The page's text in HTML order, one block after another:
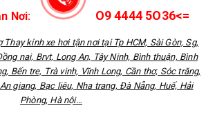
Nơi: O9 4444 5O36<=
kính xe hơi tận nơi tại Tp HCM, Sài Gòn, Sg,
nai, Brvt, Long An, Tây Ninh, Bình thuận, Bình
Bến tre, Trà vinh, Vĩnh Long, Cần thơ, Sóc trăng,
giang, Bạc liêu, Nha trang, Đà Nẵng, Huế, Hải
Phòng, Hà nội…